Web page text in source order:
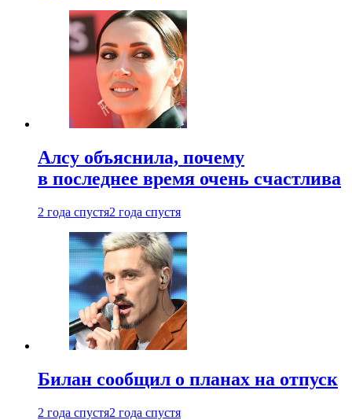
Алсу объяснила, почему
в последнее время очень счастлива
2 года спустя2 года спустя
Билан сообщил о планах на отпуск
2 года спустя2 года спустя